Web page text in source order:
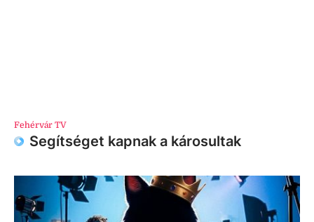
Fehérvár TV
Segítséget kapnak a károsultak